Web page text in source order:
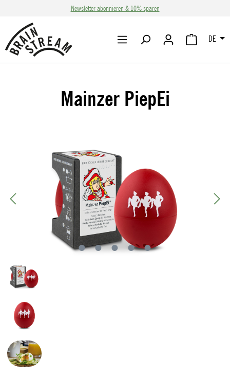
Zum Hauptinhalt springenNewsletter abonnieren & 10% sparen
DE
Mainzer PiepEi
Bildergalerie überspringen